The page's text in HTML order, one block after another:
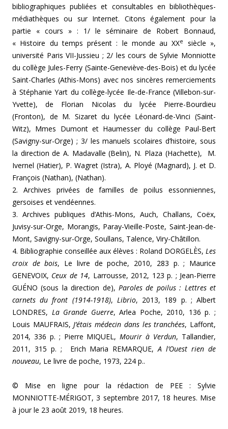
bibliographiques publiées et consultables en bibliothèques-
médiathèques ou sur Internet. Citons également pour la
partie « cours » : 1/ le séminaire de Robert Bonnaud,
« Histoire du temps présent : le monde au XXe
siècle »,
université Paris VII-Jussieu ; 2/ les cours de Sylvie Monniotte
du collège Jules-Ferry (Sainte-Geneviève-des-Bois) et du lycée
Saint-Charles (Athis-Mons) avec nos sincères remerciements
à Stéphanie Yart du collège-lycée Ile-de-France (Villebon-sur-
Yvette), de Florian Nicolas du lycée Pierre-Bourdieu
(Fronton), de M. Sizaret du lycée Léonard-de-Vinci (Saint-
Witz), Mmes Dumont et Haumesser du collège Paul-Bert
(Savigny-sur-Orge) ; 3/ les manuels scolaires d’histoire, sous
la direction de A. Madavalle (Belin), N. Plaza (Hachette), M.
Ivernel (Hatier), P. Wagret (Istra), A. Ployé (Magnard), J. et D.
François (Nathan), (Nathan).
2. Archives privées de familles de poilus essonniennes,
gersoises et vendéennes.
3. Archives publiques d’Athis-Mons, Auch, Challans, Coëx,
Juvisy-sur-Orge, Morangis, Paray-Vieille-Poste, Saint-Jean-de-
Mont, Savigny-sur-Orge, Soullans, Talence, Viry-Châtillon.
4. Bibliographie conseillée aux élèves : Roland DORGELÈS, Les
croix de bois, Le livre de poche, 2010, 283 p. ; Maurice
GENEVOIX, Ceux de 14, Larrousse, 2012, 123 p. ; Jean-Pierre
GUÉNO (sous la direction de), Paroles de poilus : Lettres et
carnets du front (1914-1918), Librio, 2013, 189 p. ; Albert
LONDRES, La Grande Guerre, Arlea Poche, 2010, 136 p. ;
Louis MAUFRAIS,J’étais médecin dans les tranchées, Laffont,
2014, 336 p. ; Pierre MIQUEL,Mourir à Verdun, Tallandier,
2011, 315 p. ; Erich Maria REMARQUE,A l’Ouest rien de
nouveau, Le livre de poche, 1973, 224 p..
© Mise en ligne pour la rédaction de PEE : Sylvie
MONNIOTTE-MÉRIGOT, 3 septembre 2017, 18 heures. Mise
à jour le 23 août 2019, 18 heures.